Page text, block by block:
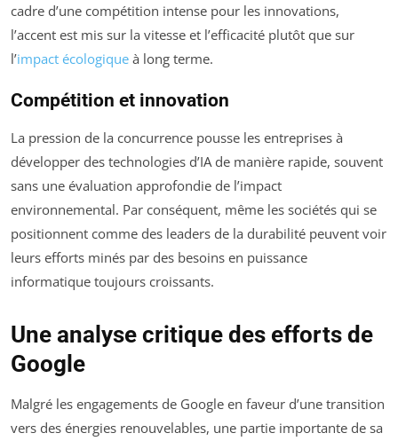
cadre d’une compétition intense pour les innovations,
l’accent est mis sur la vitesse et l’efficacité plutôt que sur
l’impact écologique à long terme.
Compétition et innovation
La pression de la concurrence pousse les entreprises à
développer des technologies d’IA de manière rapide, souvent
sans une évaluation approfondie de l’impact
environnemental. Par conséquent, même les sociétés qui se
positionnent comme des leaders de la durabilité peuvent voir
leurs efforts minés par des besoins en puissance
informatique toujours croissants.
Une analyse critique des efforts de
Google
Malgré les engagements de Google en faveur d’une transition
vers des énergies renouvelables, une partie importante de sa